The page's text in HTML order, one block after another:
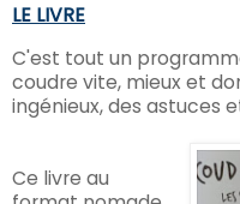
LE LIVRE
C'est tout un
coudre vite, mieux et
ingénieux, des astuces
Ce livre au